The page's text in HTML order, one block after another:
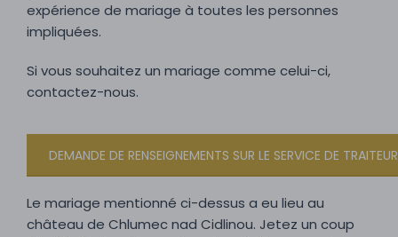
expérience de mariage à toutes les personnes
impliquées.
Si vous souhaitez un mariage comme celui-ci,
contactez-nous.
DEMANDE DE RENSEIGNEMENTS SUR LE SERVICE DE TRAITEUR
Le mariage mentionné ci-dessus a eu lieu au
château de Chlumec nad Cidlinou. Jetez un coup